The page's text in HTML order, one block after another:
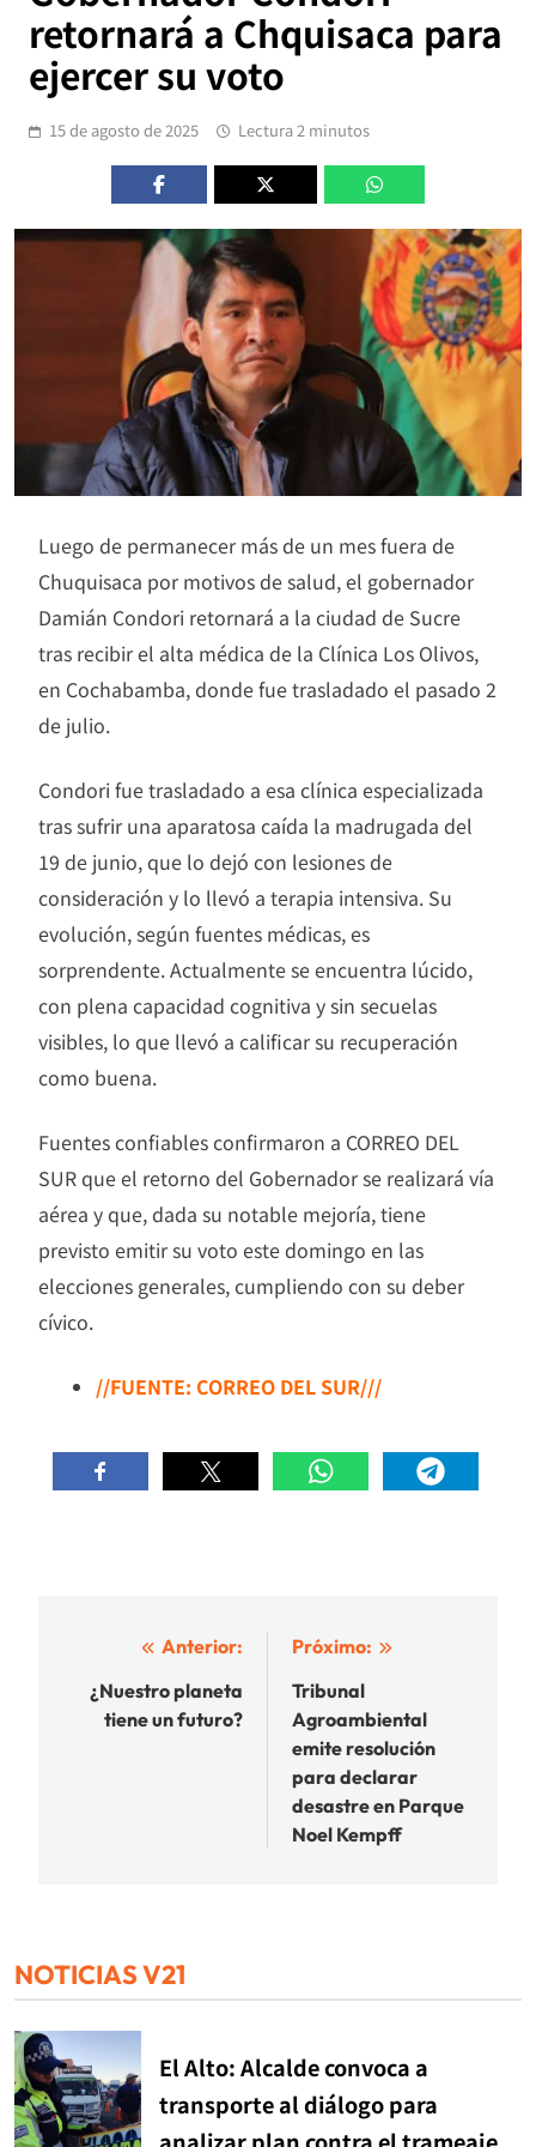
retornará a Chquisaca para
ejercer su voto
15 de agosto de 2025 Lectura 2 minutos
Luego de permanecer más de un mes fuera de
Chuquisaca por motivos de salud, el gobernador
Damián Condori retornará a la ciudad de Sucre
tras recibir el alta médica de la Clínica Los Olivos,
en Cochabamba, donde fue trasladado el pasado 2
de julio.
Condori fue trasladado a esa clínica especializada
tras sufrir una aparatosa caída la madrugada del
19 de junio, que lo dejó con lesiones de
consideración y lo llevó a terapia intensiva. Su
evolución, según fuentes médicas, es
sorprendente. Actualmente se encuentra lúcido,
con plena capacidad cognitiva y sin secuelas
visibles, lo que llevó a calificar su recuperación
como buena.
Fuentes confiables confirmaron a CORREO DEL
SUR que el retorno del Gobernador se realizará vía
aérea y que, dada su notable mejoría, tiene
previsto emitir su voto este domingo en las
elecciones generales, cumpliendo con su deber
cívico.
//FUENTE: CORREO DEL SUR///
Navegación
de
entradas
Anterior:
¿Nuestro planeta
tiene un futuro?
Próximo:
Tribunal
Agroambiental
emite resolución
para declarar
desastre en Parque
Noel Kempff
NOTICIAS V21
El Alto: Alcalde convoca a
transporte al diálogo para
analizar plan contra el trameaje